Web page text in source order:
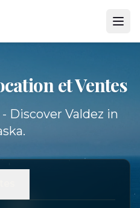
et Ventes
Discover Valdez in